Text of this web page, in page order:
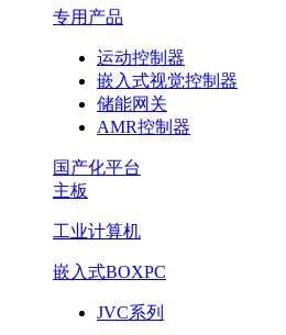
专用产品
运动控制器
嵌入式视觉控制器
储能网关
AMR控制器
国产化平台
主板
工业计算机
嵌入式BOXPC
JVC系列